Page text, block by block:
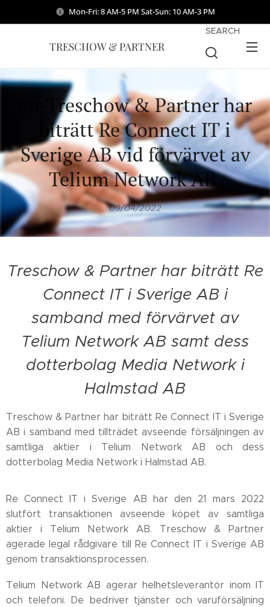
Mon-Fri: 8 AM-5 PM Sat-Sun: 10 AM-3 PM
TRESCHOW & PARTNER
SEARCH
en-Treschow & Partner har
biträtt Re Connect IT i
Sverige AB vid förvärvet av
Telium Network AB
09/04/2022
Treschow & Partner har biträtt Re
Connect IT i Sverige AB i
samband med förvärvet av
Telium Network AB samt dess
dotterbolag Media Network i
Halmstad AB
Treschow & Partner har biträtt Re Connect IT i Sverige
AB i samband med tillträdet avseende försäljningen av
samtliga aktier i Telium Network AB och dess
dotterbolag Media Network i Halmstad AB.
Re Connect IT i Sverige AB har den 21 mars 2022
slutfört transaktionen avseende köpet av samtliga
aktier i Telium Network AB. Treschow & Partner
agerade legal rådgivare till Re Connect IT i Sverige AB
genom transaktionsprocessen.
Telium Network AB agerar helhetsleverantör inom IT
och telefoni. De bedriver tjänster och varuförsäljning